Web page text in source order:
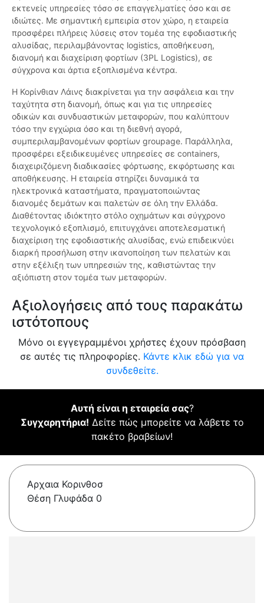
εκτενείς υπηρεσίες τόσο σε επαγγελματίες όσο και σε
ιδιώτες. Με σημαντική εμπειρία στον χώρο, η εταιρεία
προσφέρει πλήρεις λύσεις στον τομέα της εφοδιαστικής
αλυσίδας, περιλαμβάνοντας logistics, αποθήκευση,
διανομή και διαχείριση φορτίων (3PL Logistics), σε
σύγχρονα και άρτια εξοπλισμένα κέντρα.
Η Κορίνθιαν Λάινς διακρίνεται για την ασφάλεια και την
ταχύτητα στη διανομή, όπως και για τις υπηρεσίες
οδικών και συνδυαστικών μεταφορών, που καλύπτουν
τόσο την εγχώρια όσο και τη διεθνή αγορά,
συμπεριλαμβανομένων φορτίων groupage. Παράλληλα,
προσφέρει εξειδικευμένες υπηρεσίες σε containers,
διαχειριζόμενη διαδικασίες φόρτωσης, εκφόρτωσης και
αποθήκευσης. Η εταιρεία στηρίζει δυναμικά τα
ηλεκτρονικά καταστήματα, πραγματοποιώντας
διανομές δεμάτων και παλετών σε όλη την Ελλάδα.
Διαθέτοντας ιδιόκτητο στόλο οχημάτων και σύγχρονο
τεχνολογικό εξοπλισμό, επιτυγχάνει αποτελεσματική
διαχείριση της εφοδιαστικής αλυσίδας, ενώ επιδεικνύει
διαρκή προσήλωση στην ικανοποίηση των πελατών και
στην εξέλιξη των υπηρεσιών της, καθιστώντας την
αξιόπιστη στον τομέα των μεταφορών.
Αξιολογήσεις από τους παρακάτω
ιστότοπους
Μόνο οι εγγεγραμμένοι χρήστες έχουν πρόσβαση
σε αυτές τις πληροφορίες. Κάντε κλικ εδώ για να
συνδεθείτε.
Αυτή είναι η εταιρεία σας?
Συγχαρητήρια! Δείτε πώς μπορείτε να λάβετε το
πακέτο βραβείων!
Αρχαια Κορινθοσ
Θέση Γλυφάδα 0